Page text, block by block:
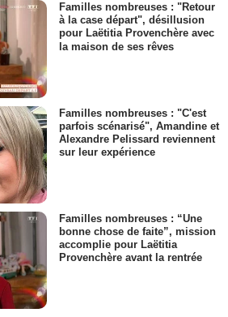
Familles nombreuses : "Retour
à la case départ", désillusion
pour Laëtitia Provenchère avec
la maison de ses rêves
Familles nombreuses : "C'est
parfois scénarisé", Amandine et
Alexandre Pelissard reviennent
sur leur expérience
Familles nombreuses : “Une
bonne chose de faite”, mission
accomplie pour Laëtitia
Provenchère avant la rentrée